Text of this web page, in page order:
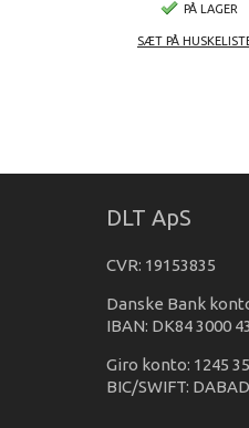
PÅ LAGER
SÆT PÅ
DLT ApS
CVR: 19153835
Danske Bank
IBAN: DK84 3000
Giro konto: 1245
BIC/SWIFT: